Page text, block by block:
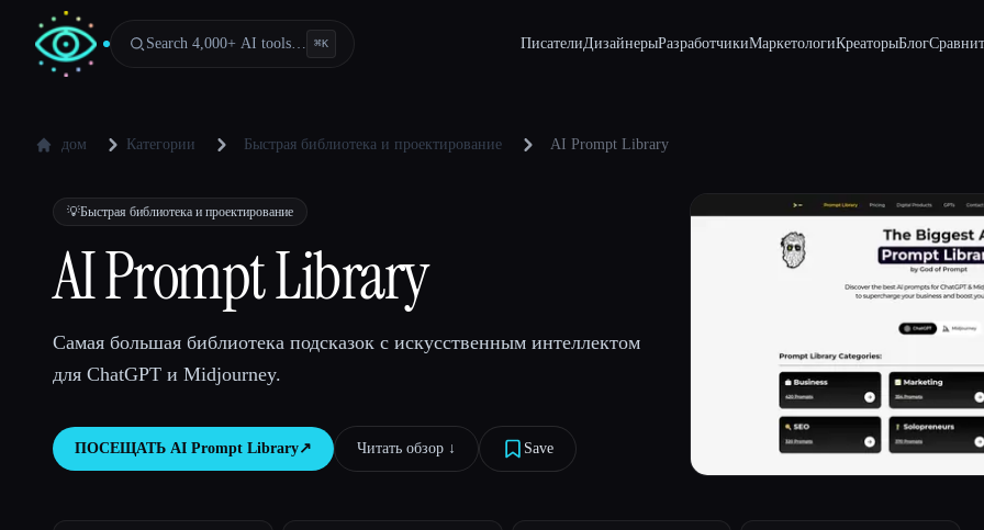
Search 4,000+ AI tools… ⌘K ПисателиДизайнерыРазработчикиМаркетологиКреаторыБлог
дом Категории Быстрая библиотека и проектирование AI Prompt Library
💡Быстрая библиотека и проектирование
AI Prompt Library
Самая большая библиотека подсказок с искусственным интеллектом
для ChatGPT и Midjourney.
ПОСЕЩАТЬ AI Prompt Library↗︎ Читать обзор ↓︎ Save